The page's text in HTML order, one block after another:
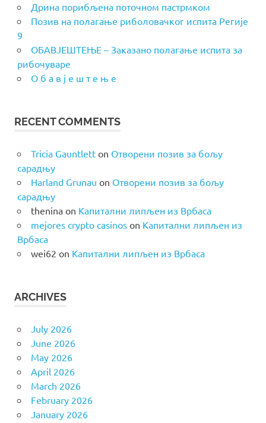
Дрина порибљена поточном пастрмком
Позив на полагање риболовачког испита Регије
9
ОБАВЈЕШТЕЊЕ – Заказано полагање испита за
рибочуваре
О б а в ј е ш т е њ е
RECENT COMMENTS
Tricia Gauntletton Отворени позив за бољу
сарадњу
Harland Grunau on Отворени позив за бољу
сарадњу
theninaon Капитални липљен из Врбаса
mejores crypto casinoson Капитални липљен из
Врбаса
wei62 on Капитални липљен из Врбаса
ARCHIVES
July 2026
June 2026
May 2026
April 2026
March 2026
February 2026
January 2026